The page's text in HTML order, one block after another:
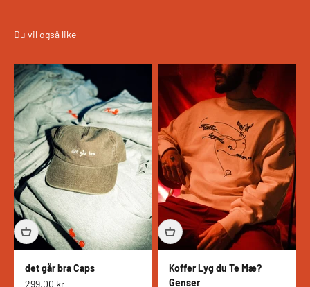
det går bra Caps
Salgspris
299,00 kr
Koffer Lyg du Te Mæ?
Genser